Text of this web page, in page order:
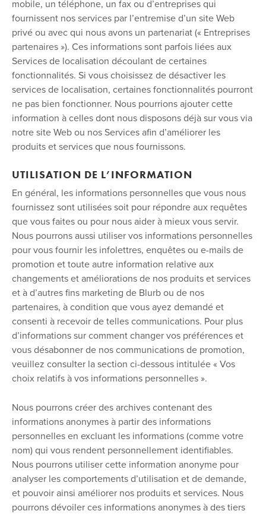
mobile, un téléphone, un fax ou d’entreprises qui
fournissent nos services par l’entremise d’un site Web
privé ou avec qui nous avons un partenariat (« Entreprises
partenaires »). Ces informations sont parfois liées aux
Services de localisation découlant de certaines
fonctionnalités. Si vous choisissez de désactiver les
services de localisation, certaines fonctionnalités pourront
ne pas bien fonctionner. Nous pourrions ajouter cette
information à celles dont nous disposons déjà sur vous via
notre site Web ou nos Services afin d’améliorer les
produits et services que nous fournissons.
UTILISATION DE L’INFORMATION
En général, les informations personnelles que vous nous
fournissez sont utilisées soit pour répondre aux requêtes
que vous faites ou pour nous aider à mieux vous servir.
Nous pourrons aussi utiliser vos informations personnelles
pour vous fournir les infolettres, enquêtes ou e-mails de
promotion et toute autre information relative aux
changements et améliorations de nos produits et services
et à d’autres fins marketing de Blurb ou de nos
partenaires, à condition que vous ayez demandé et
consenti à recevoir de telles communications. Pour plus
d’informations sur comment changer vos préférences et
vous désabonner de nos communications de promotion,
veuillez consulter la section ci-dessous intitulée « Vos
choix relatifs à vos informations personnelles ».
Nous pourrons créer des archives contenant des
informations anonymes à partir des informations
personnelles en excluant les informations (comme votre
nom) qui vous rendent personnellement identifiables.
Nous pourrons utiliser cette information anonyme pour
analyser les comportements d’utilisation et de demande,
et pouvoir ainsi améliorer nos produits et services. Nous
pourrons dévoiler ces informations anonymes à des tiers